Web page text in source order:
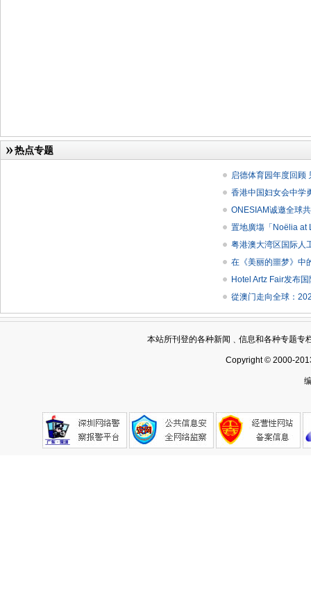
热点专题
启德体育园年度回顾
香港中国妇女会中学
ONESIAM诚邀全球
置地廣塲「Noëlia at
粤港澳大湾区国际人
在《美丽的噩梦》中
Hotel Artz Fair发布
從澳门走向全球：
本站所刊登的各种新闻﹑信息和各种专题专
Copyright © 2000-